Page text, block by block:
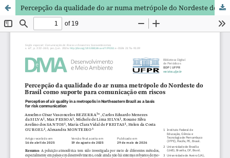
Percepção da qualidade do ar numa metrópole do Nordeste do Brasil como suporte para comunicação em riscos